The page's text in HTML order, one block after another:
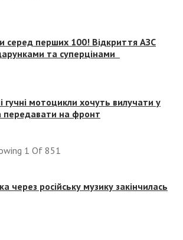
серед перших 100! Відкриття АЗС
та суперцінами
гучні мотоцикли хочуть вилучати у
передавати на фронт
1 Of 851
через російську музику закінчилась